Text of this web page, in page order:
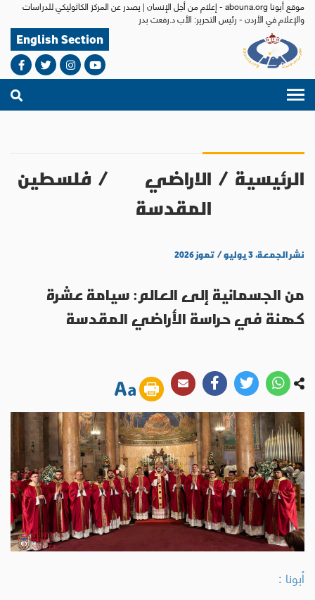
موقع أبونا abouna.org - إعلام من أجل الإنسان | يصدر عن المركز الكاثوليكي للدراسات
والإعلام في الأردن - رئيس التحرير: الأب د.رفعت بدر
English Section
الرئيسية / الاراضي
المقدسة
/ فلسطين
نشر الجمعة، ٣ يوليو / تموز ٢٠٢٦
من الجسمانية إلى العالم: سيامة عشرة
كهنة في حراسة الأراضي المقدسة
أبونا :